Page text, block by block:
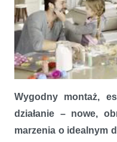
Wygodny montaż,
działanie – nowe,
marzenia o idealnym